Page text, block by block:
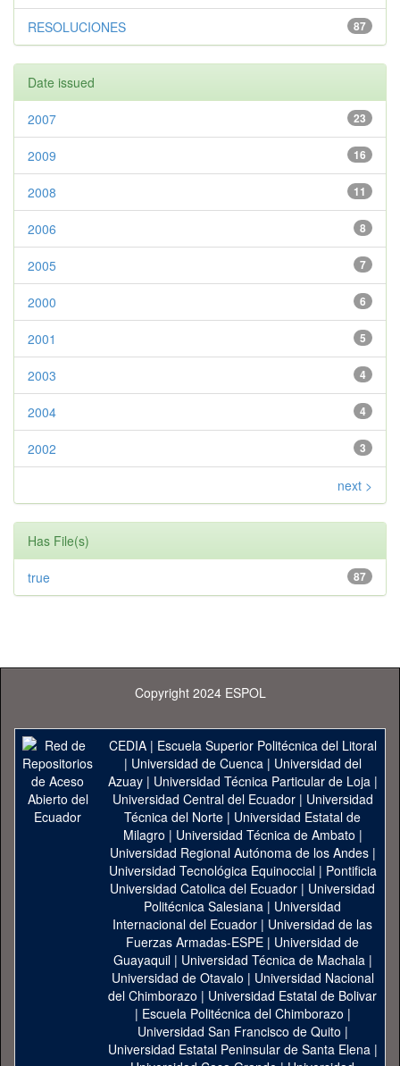
87
RESOLUCIONES
Date issued
23
2007
16
2009
11
2008
8
2006
7
2005
6
2000
5
2001
4
2003
4
2004
3
2002
next >
Has File(s)
87
true
Copyright 2024 ESPOL
CEDIA| Escuela Superior Politécnica del Litoral
| Universidad de Cuenca| Universidad del
Azuay| Universidad Técnica Particular de Loja|
Universidad Central del Ecuador| Universidad
Técnica del Norte | Universidad Estatal de
Milagro | Universidad Técnica de Ambato |
Universidad Regional Autónoma de los Andes|
Universidad Tecnológica Equinoccial| Pontificia
Universidad Catolica del Ecuador | Universidad
Politécnica Salesiana | Universidad
Internacional del Ecuador | Universidad de las
Fuerzas Armadas-ESPE | Universidad de
Guayaquil| Universidad Técnica de Machala|
Universidad de Otavalo | Universidad Nacional
del Chimborazo | Universidad Estatal de Bolivar
| Escuela Politécnica del Chimborazo |
Universidad San Francisco de Quito |
Universidad Estatal Peninsular de Santa Elena|